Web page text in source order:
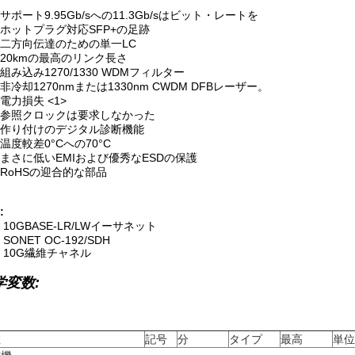
サポート9.95Gb/sへの11.3Gb/sはビット・レートを
ホットプラグ対応SFP+の足跡
二方向伝達のための単一LC
20kmの最高のリンク長さ
組み込み1270/1330 WDMフィルター
非冷却1270nmまたは1330nm CWDM DFBレーザー。
電力損失 <1>
参照クロックは要求しなかった
作り付けのデジタル診断機能
温度較差0°Cへの70°C
まさに低いEMIおよび優秀なESDの保護
RoHSの迎合的な部品
10GBASE-LR/LWイーサネット
SONET OC-192/SDH
10G繊維チャネル
変数:
記号 分 タイプ 最高
単位